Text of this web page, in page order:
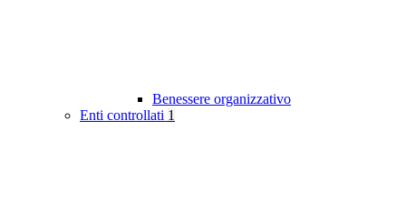
Benessere organizzativo
Enti controllati 1